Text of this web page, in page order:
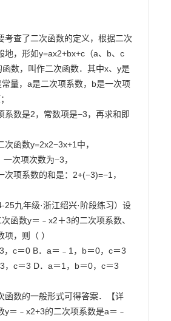
考查了二次函数的定义，根据二次
地，形如y=ax2+bx+c（a、b、c
数，叫作二次函数．其中x、y是
量，a是二次项系数，b是一次项
系数是2，常数项是−3，再求和即
次函数y=2x2−3x+1中，
次项次数为−3，
项系数的和是：2+(−3)=−1，
25九年级·浙江绍兴·阶段练习）设
函数y＝﹣x2＋3的二次项系数、
，则（ ）
，c＝0 B．a＝﹣1，b＝0，c＝3
，c＝3 D．a＝1，b＝0，c＝3
函数的一般形式可得答案．【详
y＝﹣x2+3的二次项系数是a＝﹣